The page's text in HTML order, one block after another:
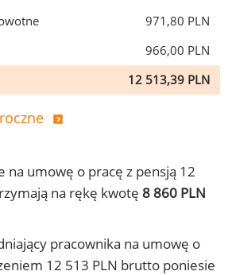
971,80 PLN
966,00 PLN
12 513,39 PLN
na umowę o pracę z pensją 12
na rękę kwotę 8 860 PLN
pracownika na umowę o
12 513 PLN brutto poniesie